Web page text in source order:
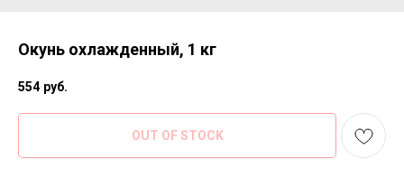
Окунь охлажденный, 1 кг
554 руб.
OUT OF STOCK